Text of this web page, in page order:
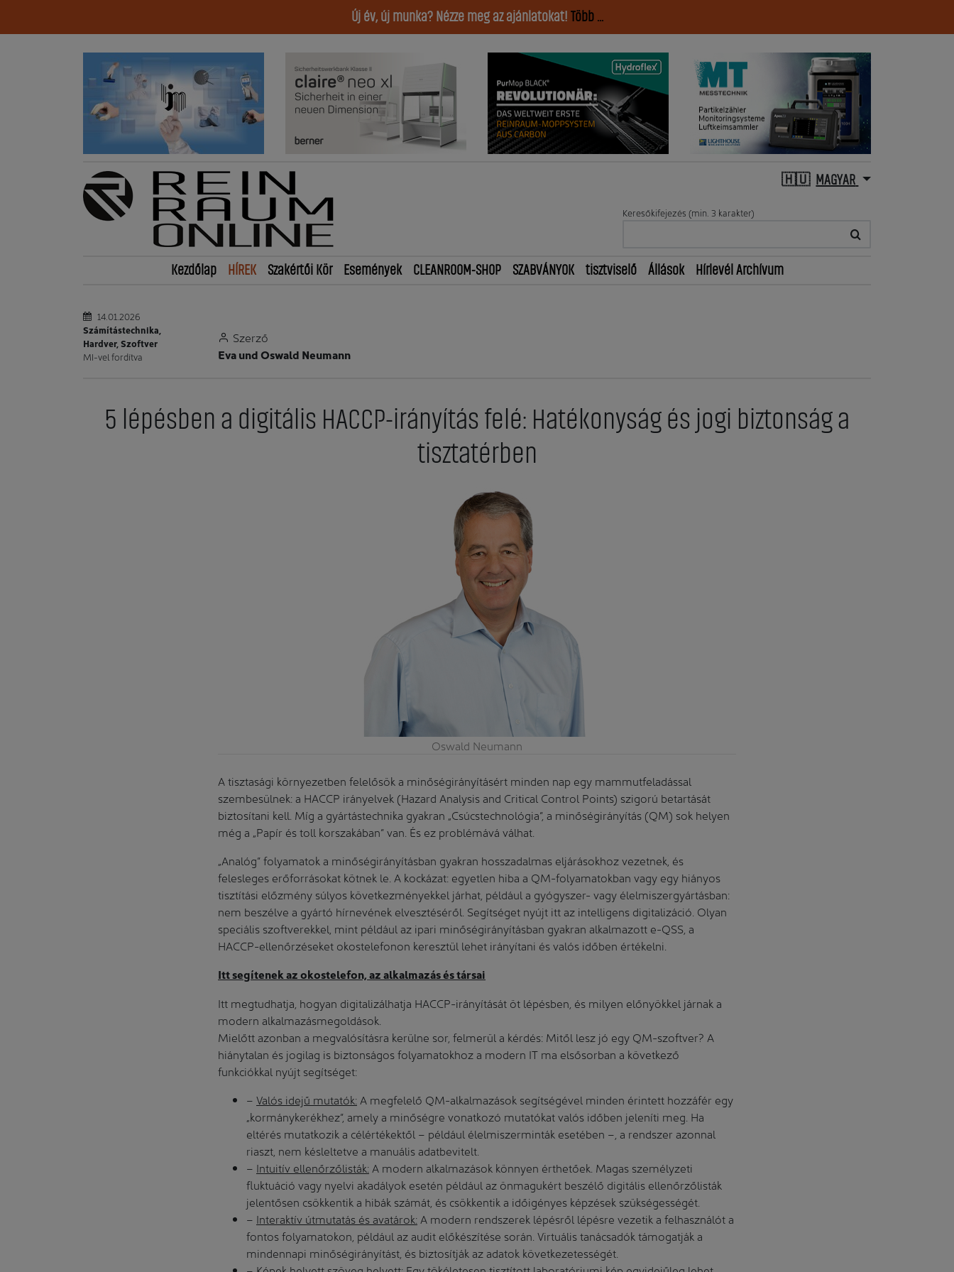
Új év, új munka? Nézze meg az ajánlatokat! Több ...
MAGYAR
Keresőkifejezés (min. 3 karakter)
Kezdőlap HÍREK Szakértői Kör Események CLEANROOM-SHOP SZABVÁNYOK tisztviselő Állások Hírlevél Archívum
14.01.2026
Számítástechnika,
Hardver, Szoftver
MI-vel fordítva
Szerző
Eva und Oswald Neumann
5 lépésben a digitális HACCP-irányítás felé: Hatékonyság és jogi biztonság a
tisztatérben
Oswald Neumann
A tisztasági környezetben felelősök a minőségirányításért minden nap egy mammutfeladással
szembesülnek: a HACCP irányelvek (Hazard Analysis and Critical Control Points) szigorú betartását
biztosítani kell. Míg a gyártástechnika gyakran „Csúcstechnológia”, a minőségirányítás (QM) sok helyen
még a „Papír és toll korszakában” van. És ez problémává válhat.
„Analóg” folyamatok a minőségirányításban gyakran hosszadalmas eljárásokhoz vezetnek, és
felesleges erőforrásokat kötnek le. A kockázat: egyetlen hiba a QM-folyamatokban vagy egy hiányos
tisztítási előzmény súlyos következményekkel járhat, például a gyógyszer- vagy élelmiszergyártásban:
nem beszélve a gyártó hírnevének elvesztéséről. Segítséget nyújt itt az intelligens digitalizáció. Olyan
speciális szoftverekkel, mint például az ipari minőségirányításban gyakran alkalmazott e-QSS, a
HACCP-ellenőrzéseket okostelefonon keresztül lehet irányítani és valós időben értékelni.
Itt segítenek az okostelefon, az alkalmazás és társai
Itt megtudhatja, hogyan digitalizálhatja HACCP-irányítását öt lépésben, és milyen előnyökkel járnak a
modern alkalmazásmegoldások.
Mielőtt azonban a megvalósításra kerülne sor, felmerül a kérdés: Mitől lesz jó egy QM-szoftver? A
hiánytalan és jogilag is biztonságos folyamatokhoz a modern IT ma elsősorban a következő
funkciókkal nyújt segítséget:
– Valós idejű mutatók: A megfelelő QM-alkalmazások segítségével minden érintett hozzáfér egy
„kormánykerékhez”, amely a minőségre vonatkozó mutatókat valós időben jeleníti meg. Ha
eltérés mutatkozik a célértékektől – például élelmiszerminták esetében –, a rendszer azonnal
riaszt, nem késleltetve a manuális adatbevitelt.
– Intuitív ellenőrzőlisták: A modern alkalmazások könnyen érthetőek. Magas személyzeti
fluktuáció vagy nyelvi akadályok esetén például az önmagukért beszélő digitális ellenőrzőlisták
jelentősen csökkentik a hibák számát, és csökkentik a időigényes képzések szükségességét.
– Interaktív útmutatás és avatárok: A modern rendszerek lépésről lépésre vezetik a felhasználót a
fontos folyamatokon, például az audit előkészítése során. Virtuális tanácsadók támogatják a
mindennapi minőségirányítást, és biztosítják az adatok következetességét.